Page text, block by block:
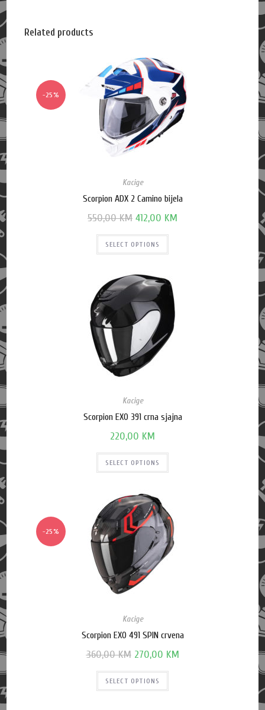
Related products
-25%
Kacige
Scorpion ADX 2 Camino bijela
550,00KM 412,00 KM
SELECT OPTIONS
Kacige
Scorpion EXO 391 crna sjajna
220,00 KM
SELECT OPTIONS
-25%
Kacige
Scorpion EXO 491 SPIN crvena
360,00KM 270,00 KM
SELECT OPTIONS